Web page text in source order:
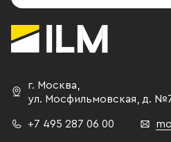
г. Москва,
ул. Мосфильмовская, д.
+7 495 287 06 00